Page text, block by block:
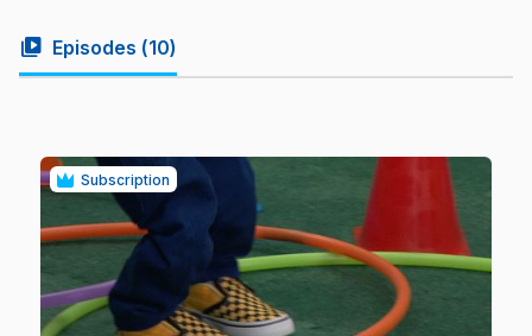
video_library Episodes (10)
Subscription